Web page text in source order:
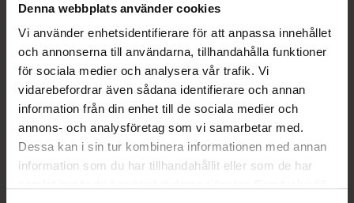
Denna webbplats använder cookies
Vi använder enhetsidentifierare för att anpassa innehållet
och annonserna till användarna, tillhandahålla funktioner
för sociala medier och analysera vår trafik. Vi
vidarebefordrar även sådana identifierare och annan
information från din enhet till de sociala medier och
annons- och analysföretag som vi samarbetar med.
Dessa kan i sin tur kombinera informationen med annan
information som du har tillhandahållit eller som de har
Aktuella erbjudanden
Beskrivning
EAN:05713272001808
Bipacksedel från FASS Visa